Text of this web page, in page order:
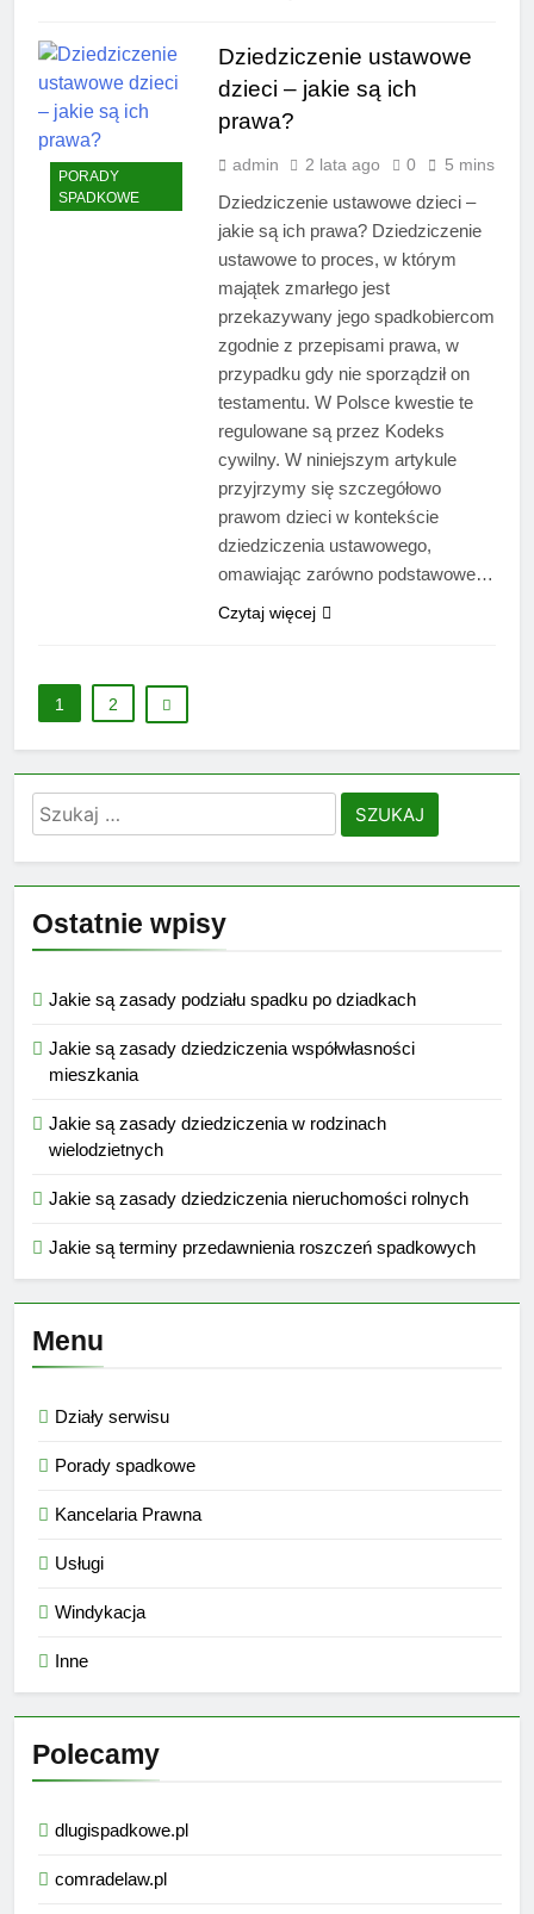
PORADY
SPADKOWE
Dziedziczenie ustawowe
dzieci – jakie są ich
prawa?
admin 2 lata ago 0 5 mins
Dziedziczenie ustawowe dzieci –
jakie są ich prawa? Dziedziczenie
ustawowe to proces, w którym
majątek zmarłego jest
przekazywany jego spadkobiercom
zgodnie z przepisami prawa, w
przypadku gdy nie sporządził on
testamentu. W Polsce kwestie te
regulowane są przez Kodeks
cywilny. W niniejszym artykule
przyjrzymy się szczegółowo
prawom dzieci w kontekście
dziedziczenia ustawowego,
omawiając zarówno podstawowe…
Czytaj więcej
1 2
Szukaj:
Ostatnie wpisy
Jakie są zasady podziału spadku po dziadkach
Jakie są zasady dziedziczenia współwłasności
mieszkania
Jakie są zasady dziedziczenia w rodzinach
wielodzietnych
Jakie są zasady dziedziczenia nieruchomości rolnych
Jakie są terminy przedawnienia roszczeń spadkowych
Menu
Działy serwisu
Porady spadkowe
Kancelaria Prawna
Usługi
Windykacja
Inne
Polecamy
dlugispadkowe.pl
comradelaw.pl